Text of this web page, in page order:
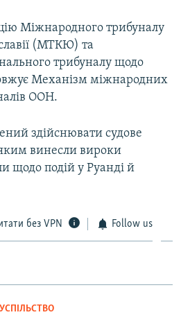
Міжнародного трибуналу
(МТКЮ) та
трибуналу щодо
Механізм міжнародних
ООН.
здійснювати судове
яким винесли вироки
щодо подій у Руанді й
без VPN Follow us